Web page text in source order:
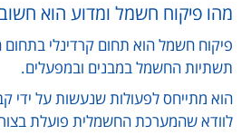
מהו פיקוח חשמל ומדוע הוא
פיקוח חשמל הוא תחום קרדינלי
תשתיות החשמל במבנים ובמפעלים.
הוא מתייחס לפעולות שנעשות על ידי
לוודא שהמערכת החשמלית פועלת